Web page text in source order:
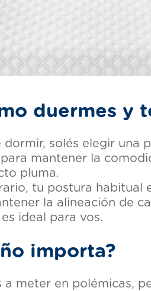
duermes y
dormir, solés elegir una
mantener la
pluma.
tu postura habitual
la alineación de
ideal para vos.
importa?
a meter en polémicas,